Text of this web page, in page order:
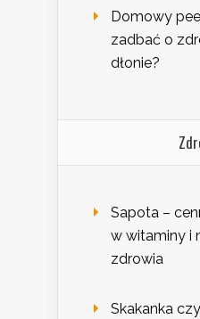
Domowy
zadbać o
dłonie?
Sapota –
w witaminy i
zdrowia
Skakanka